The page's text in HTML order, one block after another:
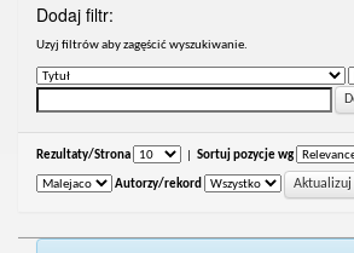
Dodaj filtr:
Uzyj filtrów aby zagęścić wyszukiwanie.
Rezultaty/Strona Sortuj pozycje wg
Autorzy/rekord